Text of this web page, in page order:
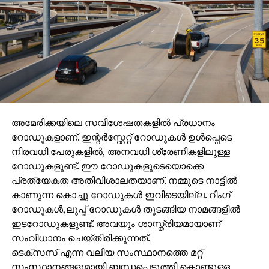
അമേരിക്കയിലെ സവിശേഷതകളിൽ പ്രധാനം
റോഡുകളാണ്. ഇന്റർസ്റ്റേറ്റ് റോഡുകൾ ഉൾപ്പെടെ
നിരവധി പേരുകളിൽ, അനവധി ശ്രേണികളിലുള്ള
റോഡുകളുണ്ട്. ഈ റോഡുകളുടെയൊക്കെ
പ്രത്യേകത അതിവിശാലതയാണ്. നമ്മുടെ നാട്ടിൽ
കാണുന്ന കൊച്ചു റോഡുകൾ ഇവിടെയില്ല. റിംഗ്
റോഡുകൾ,ലൂപ്പ് റോഡുകൾ തുടങ്ങിയ നാമങ്ങളിൽ
ഇടറോഡുകളുണ്ട്. അവയും ശാസ്ത്രിയമായാണ്
സംവിധാനം ചെയ്തിരിക്കുന്നത്.
ടെക്സസ് എന്ന വലിയ സംസ്ഥാനത്തെ മറ്റ്
സംസ്ഥാനങ്ങളുമായി ബന്ധപ്പെടുത്തി കൊണ്ടുള്ള